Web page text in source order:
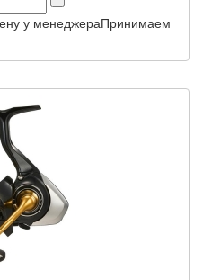
у менеджераПринимаем